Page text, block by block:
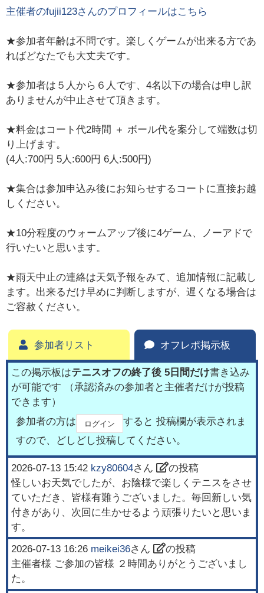
主催者のfujii123さんのプロフィールはこちら
★参加者年齢は不問です。楽しくゲームが出来る方であ
ればどなたでも大丈夫です。
★参加者は５人から６人です、4名以下の場合は申し訳
ありませんが中止させて頂きます。
★料金はコート代2時間 ＋ ボール代を案分して端数は切
り上げます。
(4人:700円 5人:600円 6人:500円)
★集合は参加申込み後にお知らせするコートに直接お越
しください。
★10分程度のウォームアップ後に4ゲーム、ノーアドで
行いたいと思います。
★雨天中止の連絡は天気予報をみて、追加情報に記載し
ます。出来るだけ早めに判断しますが、遅くなる場合は
ご容赦ください。
参加者リスト オフレポ掲示板
この掲示板はテニスオフの終了後 5日間だけ書き込み
が可能です （承認済みの参加者と主催者だけが投稿
できます）
参加者の方は
ログイン
すると 投稿欄が表示されま
すので、どしどし投稿してください。
2026-07-13 15:42 kzy80604さん
の投稿
怪しいお天気でしたが、お陰様で楽しくテニスをさせ
ていただき、皆様有難うございました。毎回新しい気
付きがあり、次回に生かせるよう頑張りたいと思いま
す。
2026-07-13 16:26 meikei36さん
の投稿
主催者様 ご参加の皆様 ２時間ありがとうございまし
た。